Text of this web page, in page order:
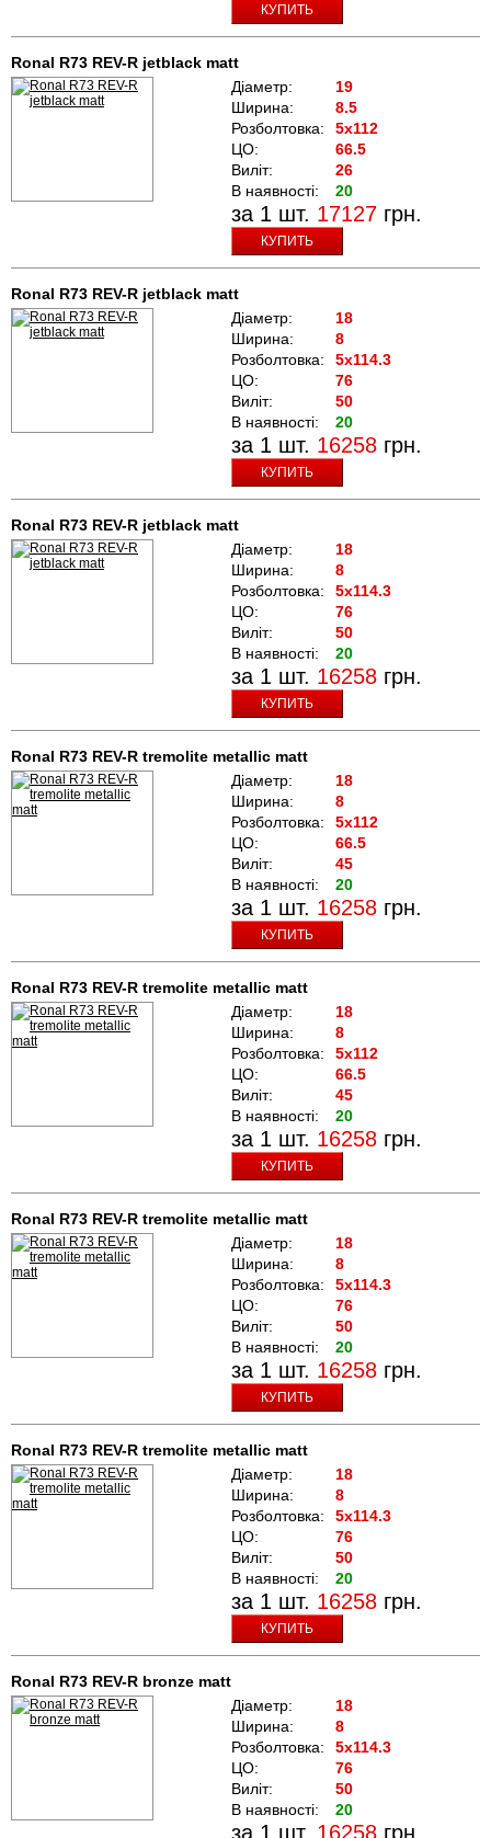
КУПИТЬ
Ronal R73 REV-R jetblack matt
Діаметр:
19
Ширина:
8.5
Розболтовка:
5x112
ЦО:
66.5
Виліт:
26
В наявності:
20
за 1 шт. 17127 грн.
КУПИТЬ
Ronal R73 REV-R jetblack matt
Діаметр:
18
Ширина:
8
Розболтовка:
5x114.3
ЦО:
76
Виліт:
50
В наявності:
20
за 1 шт. 16258 грн.
КУПИТЬ
Ronal R73 REV-R jetblack matt
Діаметр:
18
Ширина:
8
Розболтовка:
5x114.3
ЦО:
76
Виліт:
50
В наявності:
20
за 1 шт. 16258 грн.
КУПИТЬ
Ronal R73 REV-R tremolite metallic matt
Діаметр:
18
Ширина:
8
Розболтовка:
5x112
ЦО:
66.5
Виліт:
45
В наявності:
20
за 1 шт. 16258 грн.
КУПИТЬ
Ronal R73 REV-R tremolite metallic matt
Діаметр:
18
Ширина:
8
Розболтовка:
5x112
ЦО:
66.5
Виліт:
45
В наявності:
20
за 1 шт. 16258 грн.
КУПИТЬ
Ronal R73 REV-R tremolite metallic matt
Діаметр:
18
Ширина:
8
Розболтовка:
5x114.3
ЦО:
76
Виліт:
50
В наявності:
20
за 1 шт. 16258 грн.
КУПИТЬ
Ronal R73 REV-R tremolite metallic matt
Діаметр:
18
Ширина:
8
Розболтовка:
5x114.3
ЦО:
76
Виліт:
50
В наявності:
20
за 1 шт. 16258 грн.
КУПИТЬ
Ronal R73 REV-R bronze matt
Діаметр:
18
Ширина:
8
Розболтовка:
5x114.3
ЦО:
76
Виліт:
50
В наявності:
20
за 1 шт. 16258 грн.